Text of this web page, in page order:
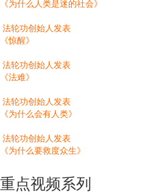
《为什么人类是迷的社会》
法轮功创始人发表
《惊醒》
法轮功创始人发表
《法难》
法轮功创始人发表
《为什么会有人类》
法轮功创始人发表
《为什么要救度众生》
重点视频系列